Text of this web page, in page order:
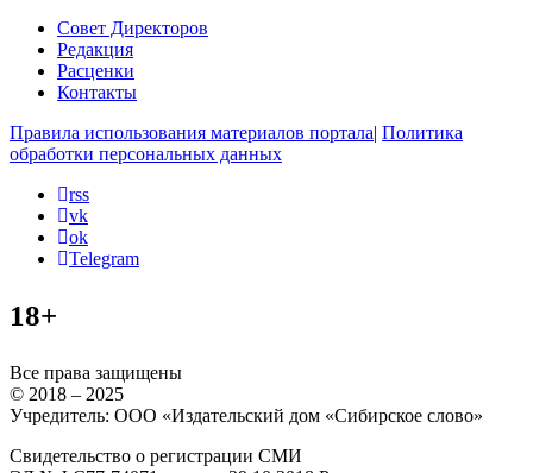
Совет Директоров
Редакция
Расценки
Контакты
Правила использования материалов портала| Политика
обработки персональных данных
rss
vk
ok
Telegram
18+
Все права защищены
© 2018 – 2025
Учредитель: ООО «Издательский дом «Сибирское слово»
Свидетельство о регистрации СМИ